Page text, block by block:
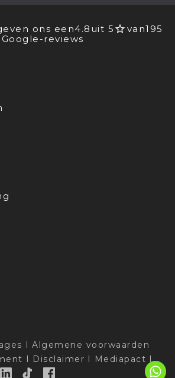
ons een4.8 uit 5 van195
Google-reviews
I Algemene voorwaarden
I Disclaimer I Mediapact I